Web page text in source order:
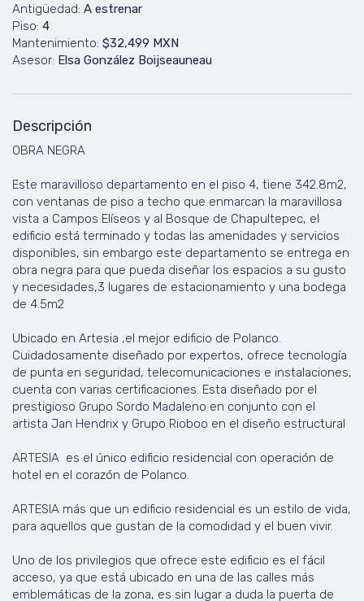
Antigüedad: A estrenar
Piso: 4
Mantenimiento: $32,499 MXN
Asesor: Elsa González Boijseauneau
Descripción
OBRA NEGRA
Este maravilloso departamento en el piso 4, tiene 342.8m2,
con ventanas de piso a techo que enmarcan la maravillosa
vista a Campos Elíseos y al Bosque de Chapultepec, el
edificio está terminado y todas las amenidades y servicios
disponibles, sin embargo este departamento se entrega en
obra negra para que pueda diseñar los espacios a su gusto
y necesidades,3 lugares de estacionamiento y una bodega
de 4.5m2
Ubicado en Artesia ,el mejor edificio de Polanco.
Cuidadosamente diseñado por expertos, ofrece tecnología
de punta en seguridad, telecomunicaciones e instalaciones,
cuenta con varias certificaciones. Esta diseñado por el
prestigioso Grupo Sordo Madaleno en conjunto con el
artista Jan Hendrix y Grupo Rioboo en el diseño estructural
ARTESIA es el único edificio residencial con operación de
hotel en el corazón de Polanco.
ARTESIA más que un edificio residencial es un estilo de vida,
para aquellos que gustan de la comodidad y el buen vivir.
Uno de los privilegios que ofrece este edificio es el fácil
acceso, ya que está ubicado en una de las calles más
emblemáticas de la zona, es sin lugar a duda la puerta de